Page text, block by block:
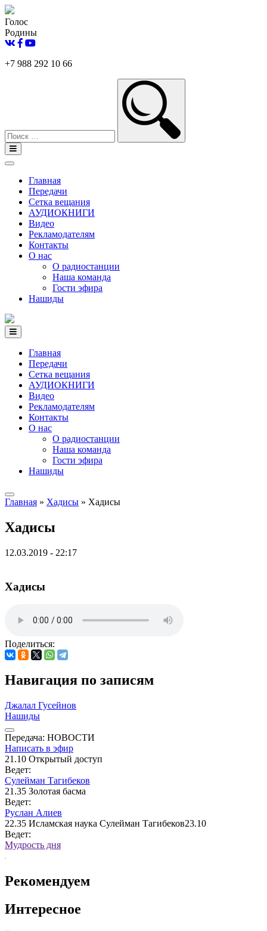
Голос
Родины
+7 988 292 10 66
Главная
Передачи
Сетка вещания
АУДИОКНИГИ
Видео
Рекламодателям
Контакты
О нас
О радиостанции
Наша команда
Гости эфира
Нашиды
Главная
Передачи
Сетка вещания
АУДИОКНИГИ
Видео
Рекламодателям
Контакты
О нас
О радиостанции
Наша команда
Гости эфира
Нашиды
Главная » Хадисы » Хадисы
Хадисы
12.03.2019 - 22:17
Хадисы
Поделиться:
Навигация по записям
Джалал Гусейнов
Нашиды
Передача: НОВОСТИ
Написать в эфир
21.10 Открытый доступ
Ведет:
Сулейман Тагибеков
21.35 Золотая басма
Ведет:
Руслан Алиев
22.35 Исламская наука Сулейман Тагибеков23.10
Ведет:
Мудрость дня
Рекомендуем
Интересное